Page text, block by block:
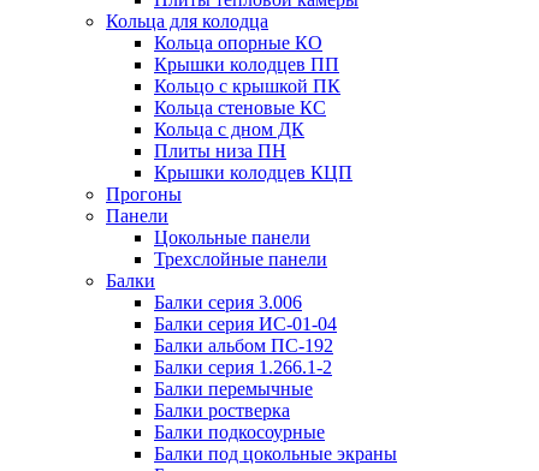
Кольца для колодца
Кольца опорные КО
Крышки колодцев ПП
Кольцо с крышкой ПК
Кольца стеновые КС
Кольца с дном ДК
Плиты низа ПН
Крышки колодцев КЦП
Прогоны
Панели
Цокольные панели
Трехслойные панели
Балки
Балки серия 3.006
Балки серия ИС-01-04
Балки альбом ПС-192
Балки серия 1.266.1-2
Балки перемычные
Балки ростверка
Балки подкосоурные
Балки под цокольные экраны